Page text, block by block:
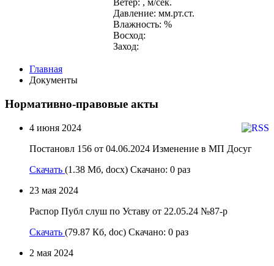
Ветер: , м/сек.
Давление: мм.рт.ст.
Влажность: %
Восход:
Заход:
Главная
Документы
Нормативно-правовые акты
4 июня 2024
Постановл 156 от 04.06.2024 Изменение в МП Досуг
Скачать (1.38 Мб, docx) Скачано: 0 раз
23 мая 2024
Распор Публ слуш по Уставу от 22.05.24 №87-р
Скачать (79.87 Кб, doc) Скачано: 0 раз
2 мая 2024